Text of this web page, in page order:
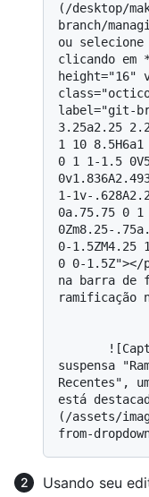
(/desktop/
branch/
ou
clicando em
height="16"
label="git-
3.25a2.25
1 10
0 1 1-1.5
1-1v-
0a.75.75 0
0Zm8.25-
0-
0 0-1.5Z"></
na barra de
ramificação
suspensa
Recentes",
está
(/assets/
Usando seu